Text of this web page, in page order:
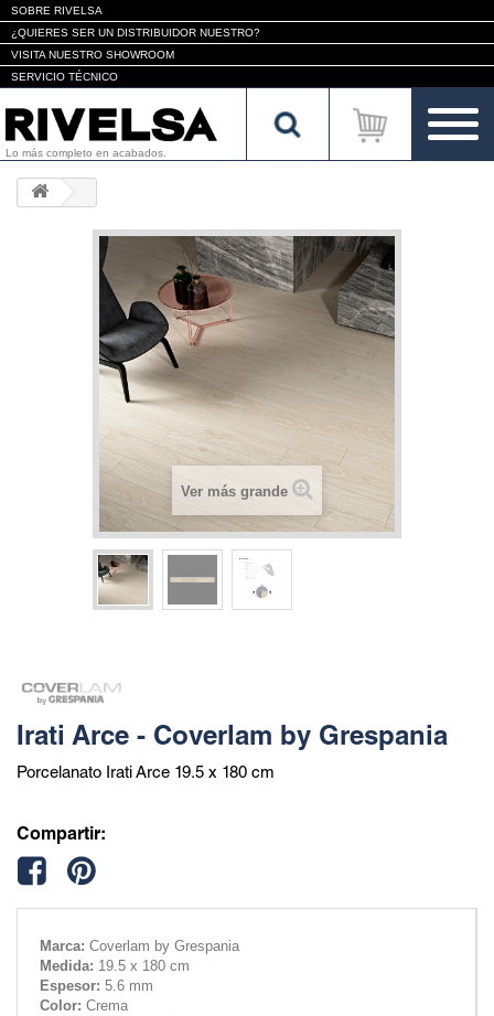
SOBRE RIVELSA
¿QUIERES SER UN DISTRIBUIDOR NUESTRO?
VISITA NUESTRO SHOWROOM
SERVICIO TÉCNICO
Lo más completo en acabados.
Ver más grande
Irati Arce - Coverlam by Grespania
Porcelanato Irati Arce 19.5 x 180 cm
Compartir:
Marca: Coverlam by Grespania
Medida: 19.5 x 180 cm
Espesor: 5.6 mm
Color: Crema